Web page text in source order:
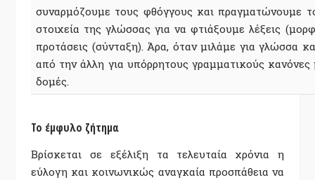
συναρμόζουμε τους φθόγγους και πραγματώνουμε
στοιχεία της γλώσσας για να φτιάξουμε λέξεις
προτάσεις (σύνταξη). Άρα, όταν μιλάμε για γλώσσα
από την άλλη για υπόρρητους γραμματικούς κανόνες
δομές.
Το έμφυλο ζήτημα
Βρίσκεται σε εξέλιξη τα τελευταία χρόνια η
εύλογη και κοινωνικώς αναγκαία προσπάθεια να